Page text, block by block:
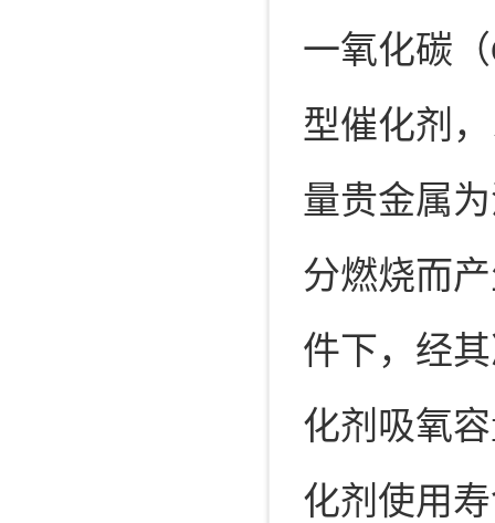
一氧化碳
型催化剂
量贵金属
分燃烧而
件下，经
化剂吸氧
化剂使用